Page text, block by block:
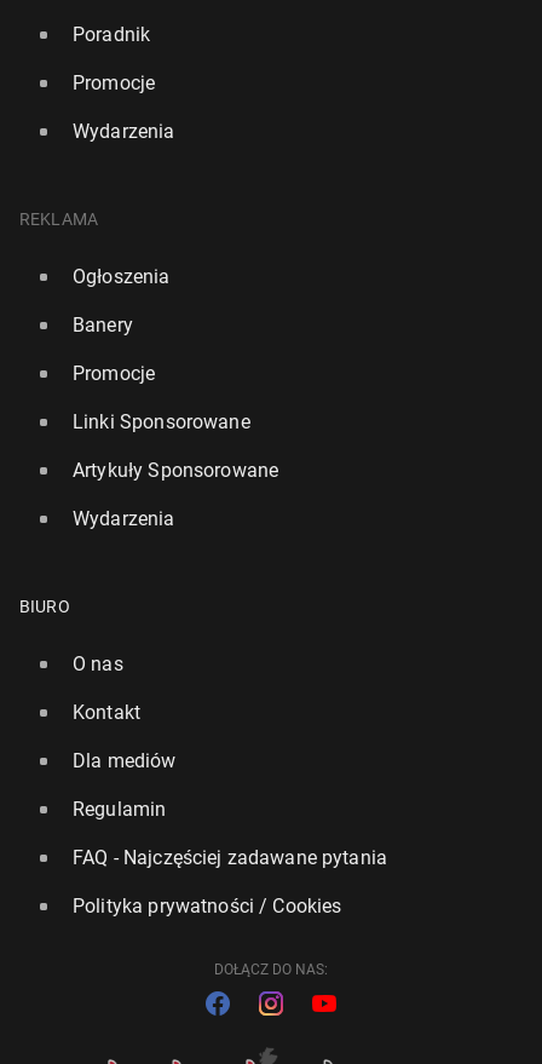
Poradnik
Promocje
Wydarzenia
REKLAMA
Ogłoszenia
Banery
Promocje
Linki Sponsorowane
Artykuły Sponsorowane
Wydarzenia
BIURO
O nas
Kontakt
Dla mediów
Regulamin
FAQ - Najczęściej zadawane pytania
Polityka prywatności / Cookies
DOŁĄCZ DO NAS: